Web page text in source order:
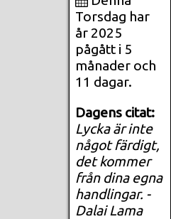
Torsdag har
år 2025
pågått i 5
månader och
11 dagar.
Dagens citat:
Lycka är inte
något färdigt,
det kommer
från dina egna
handlingar. -
Dalai Lama